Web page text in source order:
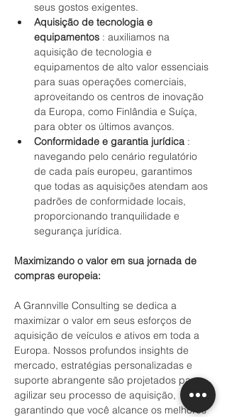
seus gostos exigentes.
Aquisição de tecnologia e
equipamentos : auxiliamos na
aquisição de tecnologia e
equipamentos de alto valor essenciais
para suas operações comerciais,
aproveitando os centros de inovação
da Europa, como Finlândia e Suíça,
para obter os últimos avanços.
Conformidade e garantia jurídica :
navegando pelo cenário regulatório
de cada país europeu, garantimos
que todas as aquisições atendam aos
padrões de conformidade locais,
proporcionando tranquilidade e
segurança jurídica.
Maximizando o valor em sua jornada de
compras europeia:
A Grannville Consulting se dedica a
maximizar o valor em seus esforços de
aquisição de veículos e ativos em toda a
Europa. Nossos profundos insights de
mercado, estratégias personalizadas e
suporte abrangente são projetados para
agilizar seu processo de aquisição,
garantindo que você alcance os melhores